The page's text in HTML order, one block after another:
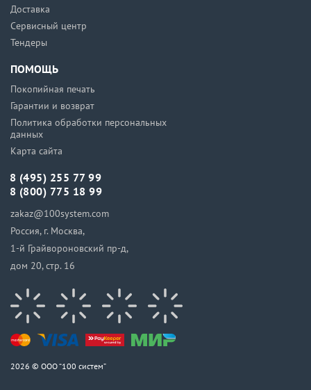
Доставка
Сервисный центр
Тендеры
ПОМОЩЬ
Покопийная печать
Гарантии и возврат
Политика обработки персональных
данных
Карта сайта
8 (495) 255 77 99
8 (800) 775 18 99
zakaz@100system.com
Россия, г. Москва,
1-й Грайвороновский пр-д,
дом 20, стр. 16
2026 © ООО “100 систем”